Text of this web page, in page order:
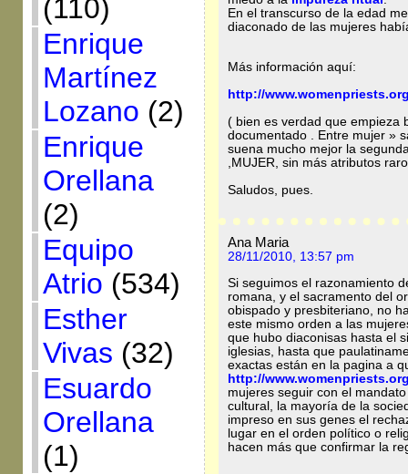
(110)
Enrique
Martínez
Lozano (2)
Enrique
Orellana
(2)
Equipo
Atrio (534)
Esther
Vivas (32)
Esuardo
Orellana
(1)
En el transcurso de la edad
diaconado de las mujeres
Más información aquí:
http://
( bien es verdad que empieza
documentado . Entre mujer »
suena mucho mejor la
,MUJER, sin más atributos
Saludos, pues.
Ana Maria
28/11/2010, 13:57 pm
Si seguimos el razonamiento
romana, y el sacramento del
obispado y presbiteriano, no
este mismo orden a las
que hubo diaconisas hasta el
iglesias, hasta que
exactas están en la pagina a
http://
mujeres seguir con el
cultural, la mayoría de la
impreso en sus genes el
lugar en el orden político o
hacen más que confirmar la